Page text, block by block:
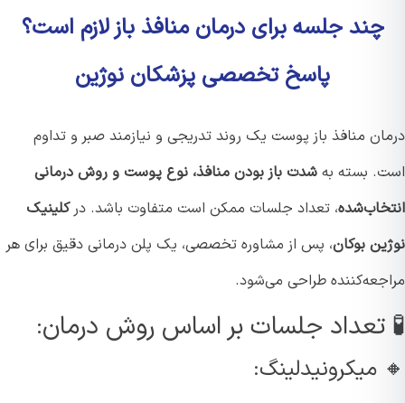
چند جلسه برای درمان منافذ باز لازم است؟
پاسخ تخصصی پزشکان نوژین
منافذ باز پوست یک روند تدریجی و نیازمند صبر و تداوم
بسته به شدت باز بودن منافذ، نوع پوست و روش درمانی
، تعداد جلسات ممکن است متفاوت باشد. در کلینیک
بوکان، پس از مشاوره تخصصی، یک پلن درمانی دقیق برای هر
طراحی می‌شود.
تعداد جلسات بر اساس روش درمان: